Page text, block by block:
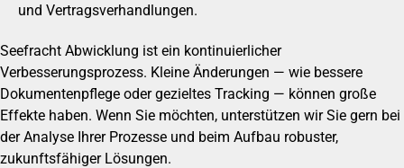
und Vertragsverhandlungen.
Seefracht Abwicklung ist ein kontinuierlicher
Verbesserungsprozess. Kleine Änderungen — wie bessere
Dokumentenpflege oder gezieltes Tracking — können große
Effekte haben. Wenn Sie möchten, unterstützen wir Sie gern bei
der Analyse Ihrer Prozesse und beim Aufbau robuster,
zukunftsfähiger Lösungen.